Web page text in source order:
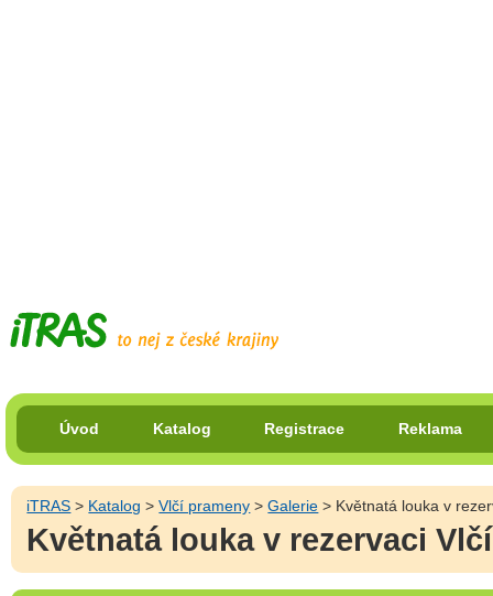
Úvod Katalog Registrace Reklama
iTRAS > Katalog >Vlčí prameny >Galerie > Květnatá louka v
Květnatá louka v rezervaci